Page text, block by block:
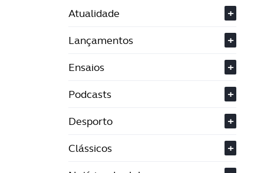
Atualidade
+
Lançamentos
+
Ensaios
+
Podcasts
+
Desporto
+
Clássicos
+